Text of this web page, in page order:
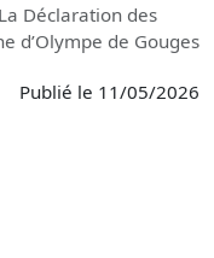
Déclaration des
d’Olympe de Gouges
Publié le 11/05/2026